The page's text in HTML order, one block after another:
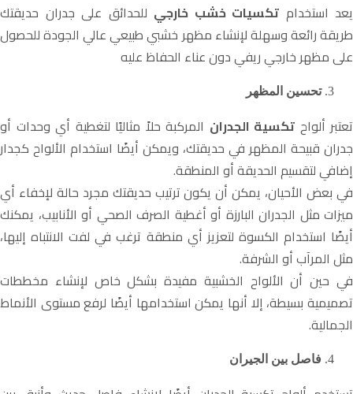
يعد استخدام تكسيات خشب خارجي للحدائق على جدران حديقتك
طريقة رائعة وسهلة لإنشاء مظهر خشبي طبيعي عالي الجودة للحصول
على مظهر خارجي ريفي دون عناء الحفاظ عليه
تحسين المظهر
تعتبر ألواح تكسية الجدران المركبة حلاً مثاليًا لتغطية أي وحدات أو
جدران قبيحة المظهر في حديقتك، ويمكن أيضًا استخدام الألواح كجدار
إضافي لتقسيم الحديقة أو المنطقة.
في بعض الأحيان، يمكن أن يكون ترتيب حديقتك مجرد حالة لإخفاء أي
ميزات مثل الجدران البارزة أو أغطية الصرف الصحي أو الأنابيب، يمكنك
أيضًا استخدام الكسوة لتعزيز أي منطقة ترغب في لفت الانتباه إليها،
مثل المرآب أو الشرفة.
في حين أن الألواح الخشبية مفيدة بشكل خاص لإنشاء مخططات
تصميمية بسيطة، إلا أنها يمكن استخدامها أيضًا لرفع مستوى الأنماط
الجمالية.
فاصل بين الجيران